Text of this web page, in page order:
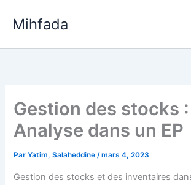
Mihfada
Gestion des stocks :
Analyse dans un EP
ParYatim, Salaheddine/mars 4, 2023
Gestion des stocks et des inventaires